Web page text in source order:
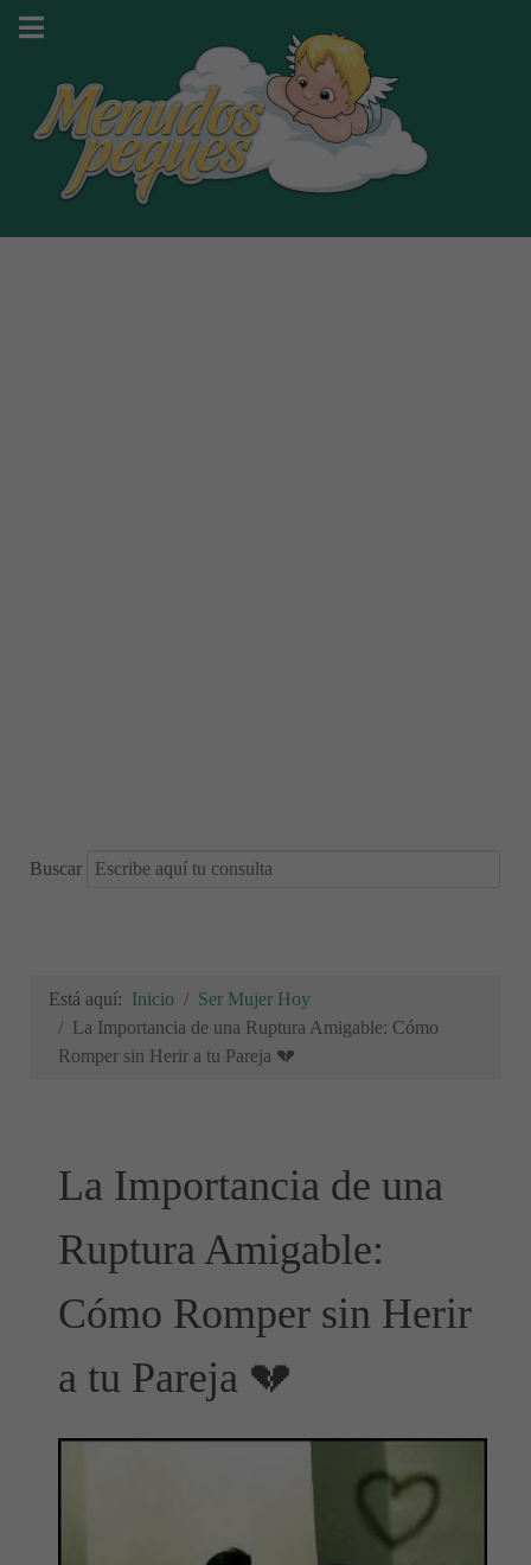
Buscar
Está aquí: Inicio
Ser Mujer Hoy
La Importancia de una Ruptura Amigable: Cómo
Romper sin Herir a tu Pareja 💔
La Importancia de una
Ruptura Amigable:
Cómo Romper sin Herir
a tu Pareja 💔